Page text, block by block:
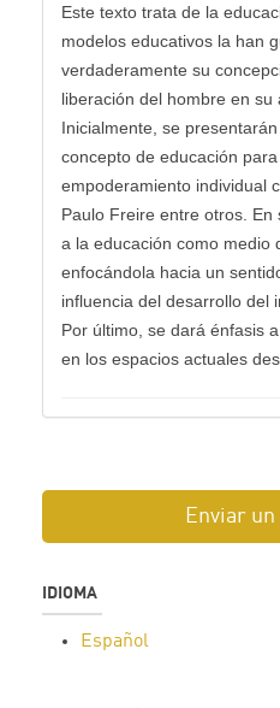
Este texto trata de la
modelos educativos la han
verdaderamente su
liberación del hombre en su
Inicialmente, se
concepto de educación
empoderamiento individual
Paulo Freire entre otros.
a la educación como medio
enfocándola hacia un
influencia del desarrollo del
Por último, se dará énfasis
en los espacios actuales
Enviar
IDIOMA
Español